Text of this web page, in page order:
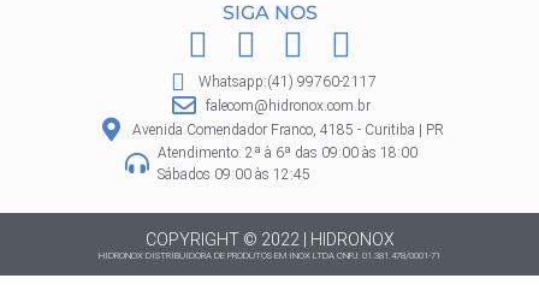
SIGA NOS
F
a
c
e
b
o
o
k
I
n
s
t
a
g
r
a
P
i
n
t
e
r
e
s
W
h
a
t
a
p
p
Whatsapp:(41) 99760-2117
falecom@hidronox.com.br
Avenida Comendador Franco, 4185 - Curitiba | PR
Atendimento: 2ª à 6ª das 09:00 às 18:00
Sábados 09:00 às 12:45
COPYRIGHT © 2022 | HIDRONOX
HIDRONOX DISTRIBUIDORA DE PRODUTOS EM INOX LTDA CNPJ: 01.381.478/0001-71